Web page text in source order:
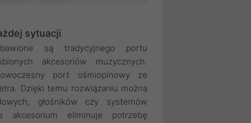
sytuacji
są tradycyjnego portu
akcesoriów muzycznych.
port ośmiopinowy ze
Dzięki temu rozwiązaniu można
głośników czy systemów
akcesorium eliminuje potrzebę